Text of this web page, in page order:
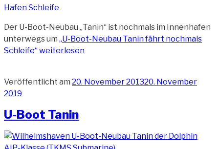
Der U-Boot-Neubau „Tanin“ ist nochmals im Innenhafen
unterwegs um „U-Boot-Neubau Tanin fährt nochmals
Schleife“weiterlesen
Veröffentlicht am 20. November 201320. November
2019
U-Boot Tanin